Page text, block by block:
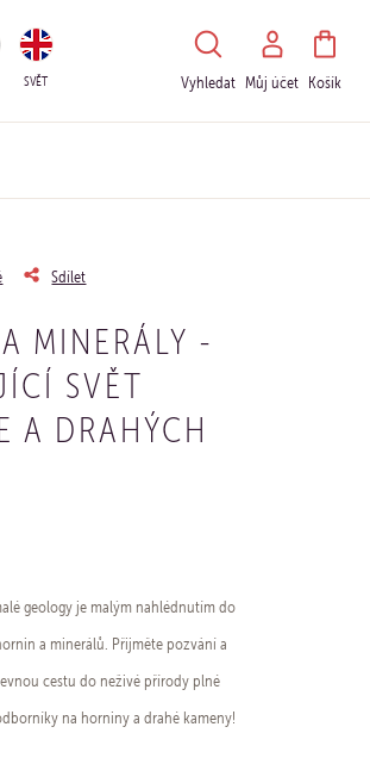
SVĚT Vyhledat Můj účet Košík
Sdílet
MINERÁLY -
SVĚT
A DRAHÝCH
geology je malým nahlédnutím do
a minerálů. Přijměte pozvání a
cestu do neživé přírody plné
na horniny a drahé kameny!